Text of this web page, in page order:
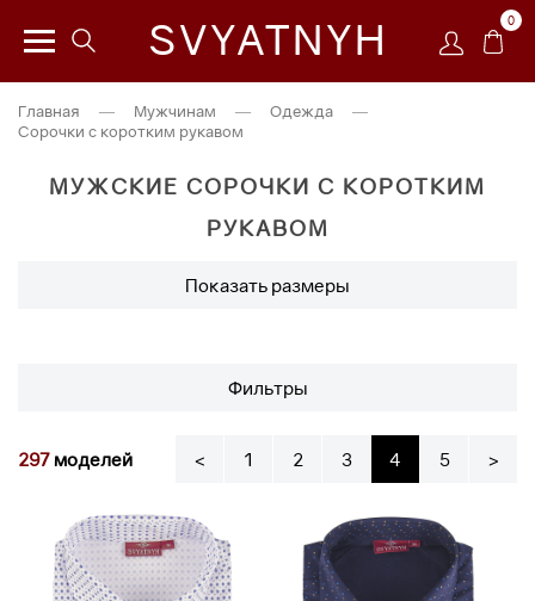
SVYATNYH 0
Главная — Мужчинам — Одежда
—
Сорочки с коротким рукавом
МУЖСКИЕ СОРОЧКИ С КОРОТКИМ
РУКАВОМ
Показать размеры
Фильтры
297моделей < 1 2 3 4 5 >